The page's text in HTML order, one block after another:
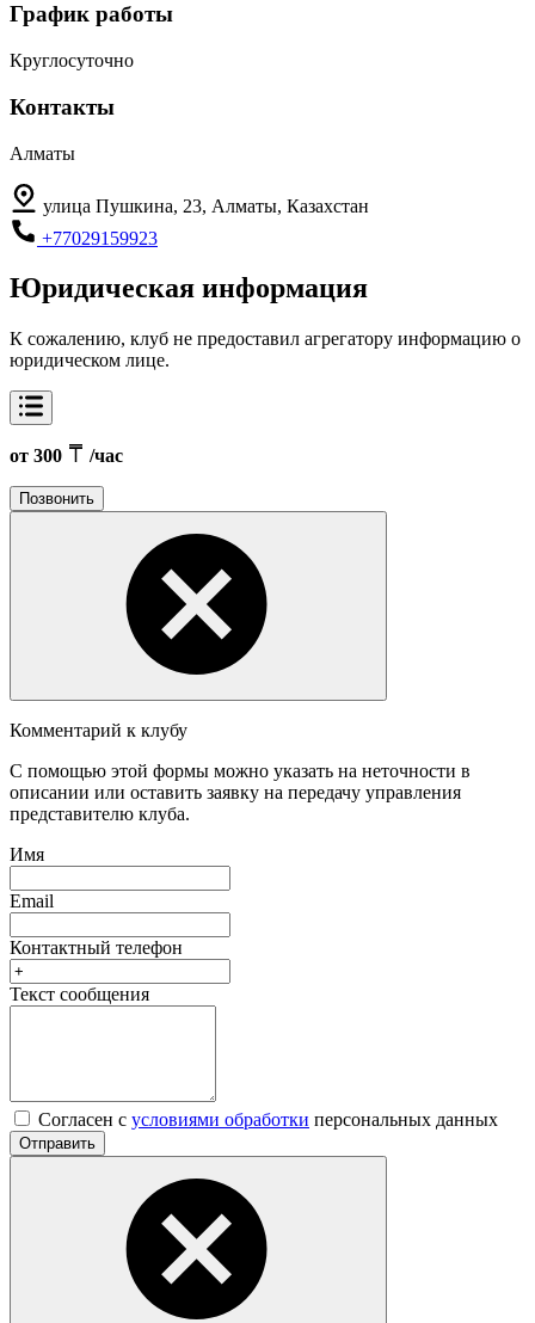
График работы
Круглосуточно
Контакты
Алматы
улица Пушкина, 23, Алматы, Казахстан
+77029159923
Юридическая информация
К сожалению, клуб не предоставил агрегатору информацию о
юридическом лице.
от 300 /час
Позвонить
Комментарий к клубу
С помощью этой формы можно указать на неточности в
описании или оставить заявку на передачу управления
представителю клуба.
Имя
Email
Контактный телефон
Текст сообщения
Согласен с условиями обработки персональных данных
Отправить